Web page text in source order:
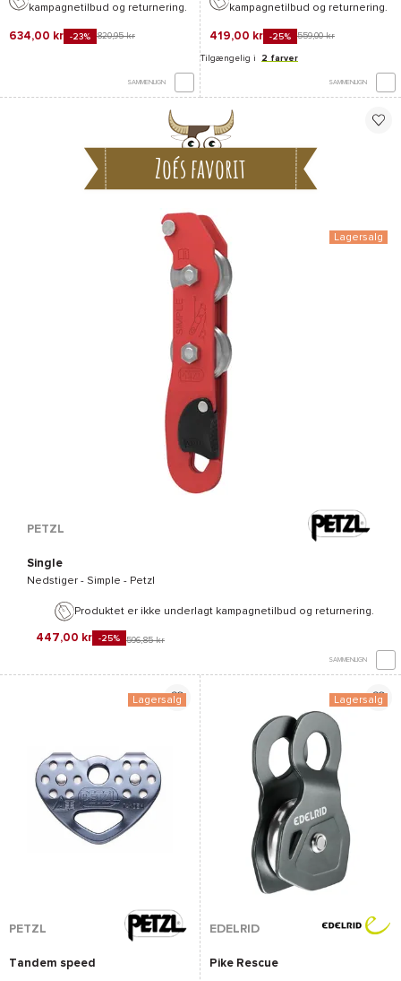
kampagnetilbud og returnering.
634,00 kr -23% 820,95 kr
SAMMENLIGN
kampagnetilbud og returnering.
419,00 kr -25% 559,00 kr
Tilgængelig i 2 farver
SAMMENLIGN
Zoés favorit
Lagersalg
PETZL
Single
Nedstiger - Simple - Petzl
Produktet er ikke underlagt kampagnetilbud og returnering.
447,00 kr -25% 596,85 kr
SAMMENLIGN
Lagersalg
PETZL
Tandem speed
Lagersalg
EDELRID
Pike Rescue